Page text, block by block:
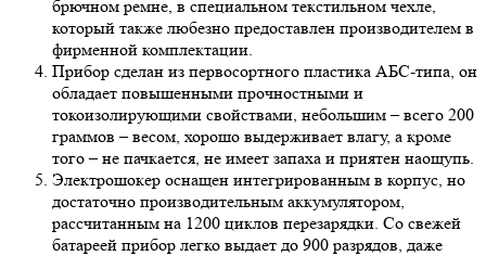
брючном ремне, в специальном текстильном чехле,
который также любезно предоставлен производителем в
фирменной комплектации.
Прибор сделан из первосортного пластика АБС-типа, он
обладает повышенными прочностными и
токоизолирующими свойствами, небольшим – всего 200
граммов – весом, хорошо выдерживает влагу, а кроме
того – не пачкается, не имеет запаха и приятен наощупь.
Электрошокер оснащен интегрированным в корпус, но
достаточно производительным аккумулятором,
рассчитанным на 1200 циклов перезарядки. Со свежей
батареей прибор легко выдает до 900 разрядов, даже